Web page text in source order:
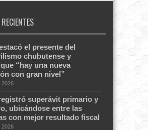
el presente del
chubutense y
“hay una nueva
con gran nivel”
2026
superávit primario y
ubicándose entre las
con mejor resultado fiscal
2026